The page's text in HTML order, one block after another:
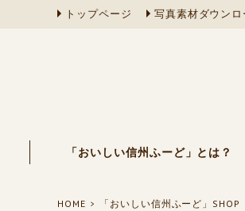
トップページ 写真素材ダウンロ
「おいしい信州ふーど」とは？
HOME 「おいしい信州ふーど」SHOP